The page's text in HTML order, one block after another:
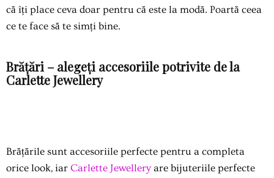
că îți place ceva doar pentru că este la modă. Poartă ceea
ce te face să te simți bine.
Brățări – alegeți accesoriile potrivite de la
Carlette Jewellery
Brățările sunt accesoriile perfecte pentru a completa
orice look, iar Carlette Jewelleryare bijuteriile perfecte